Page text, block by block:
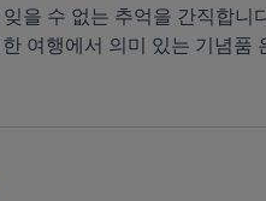
을 수 없는 추억을 간직합
여행에서 의미 있는 기념